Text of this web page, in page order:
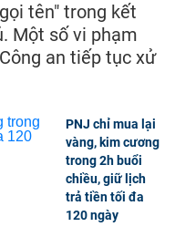
tên" trong kết
Một số vi phạm
an tiếp tục xử
PNJ chỉ mua lại
vàng, kim cương
trong 2h buổi
chiều, giữ lịch
trả tiền tối đa
120 ngày